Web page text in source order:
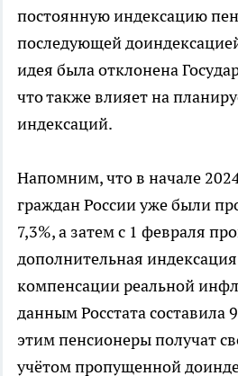
постоянную индексацию
последующей
идея была отклонена
что также влияет на
индексаций.
Напомним, что в начале
граждан России уже были
7,3%, а затем с 1 февраля
дополнительная
компенсации реальной
данным Росстата составила
этим пенсионеры получат
учётом пропущенной